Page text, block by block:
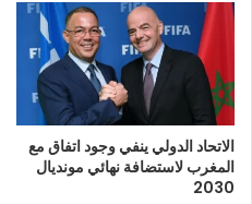
الاتحاد الدولي ينفي وجود اتفاق مع
المغرب لاستضافة نهائي مونديال
2030